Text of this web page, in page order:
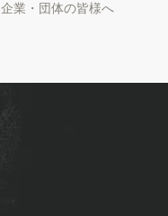
企業・団体の皆様へ